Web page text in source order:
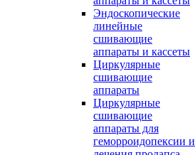
Эндоскопические
линейные
сшивающие
аппараты и кассеты
Циркулярные
сшивающие
аппараты
Циркулярные
сшивающие
аппараты для
геморроидопексии и